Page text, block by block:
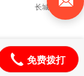
长城旅游
免费拨打